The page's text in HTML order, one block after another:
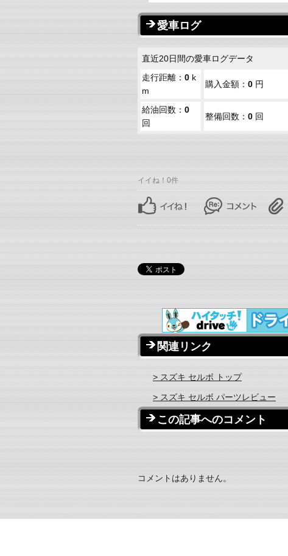
愛車ログ
直近20日間の愛車ログデータ
走行距離： 0 k
m
購入金額： 0 円
給油回数： 0
回
整備回数： 0 回
イイね！0件
関連リンク
> スズキ セルボ トップ
> スズキ セルボ パーツレビュー
この記事へのコメント
コメントはありません。